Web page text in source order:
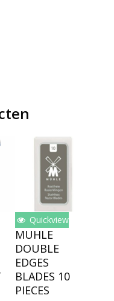
Toevoegen
Aan
Winkelwagen
Quickview
MUHLE
DOUBLE
EDGES
BLADES 10
PIECES